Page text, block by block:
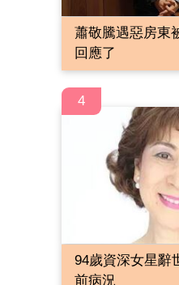
蕭敬騰遇惡房東
回應了
4
94歲資深女星
前病況